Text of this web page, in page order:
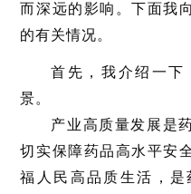
而深远的影响。下面我
的有关情况。
首先，我介绍一下
景。
产业高质量发展是
切实保障药品高水平安
福人民高品质生活，